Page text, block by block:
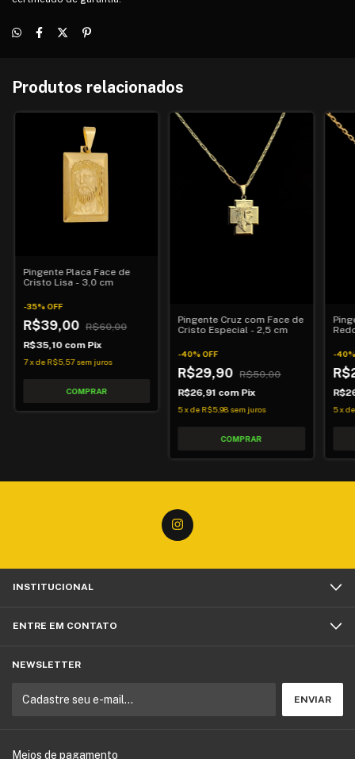
Produtos relacionados
Pingente Placa Face de
Cristo Lisa - 3,0 cm
-35%OFF
R$39,00 R$60,00
R$35,10 com Pix
7xdeR$5,57 sem juros
Pingente Cruz com Face de
Cristo Especial - 2,5 cm
-40%OFF
R$29,90
R$50,00
R$26,91 com Pix
5xdeR$5,98 sem juros
-40
5x
INSTITUCIONAL
ENTRE EM CONTATO
NEWSLETTER
Meios de pagamento